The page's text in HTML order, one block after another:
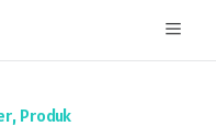
, Produk